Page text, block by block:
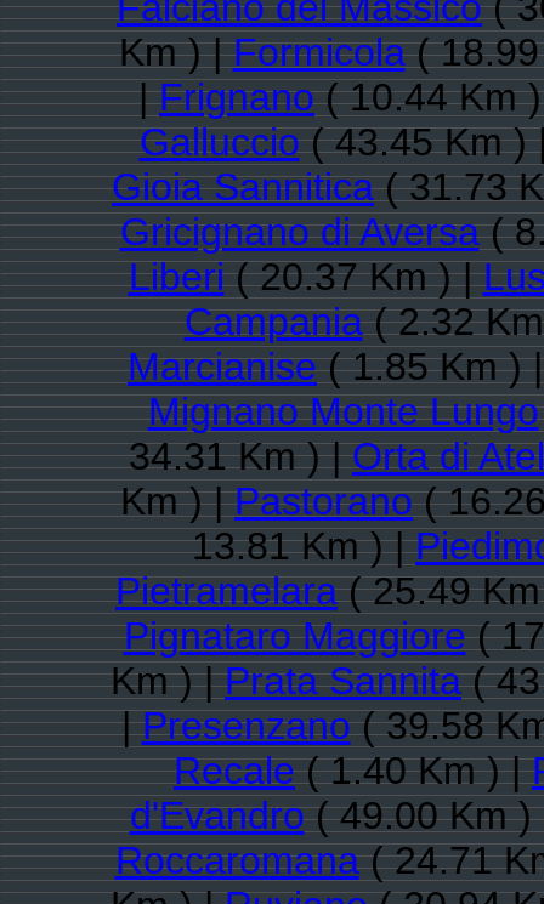
Km ) |Formicola(
|Frignano( 10.44 Km
Galluccio( 43.45 Km )
Gioia Sannitica( 31.73
Gricignano di Aversa(
Liberi( 20.37 Km ) |
Campania( 2.32
Marcianise( 1.85 Km )
Mignano Monte Lungo
34.31 Km ) |Orta di
Km ) |Pastorano(
13.81 Km ) |
Pietramelara( 25.49
Pignataro Maggiore(
Km ) |Prata Sannita(
|Presenzano( 39.58
Recale( 1.40 Km ) |
d'Evandro( 49.00 Km
Roccaromana( 24.71